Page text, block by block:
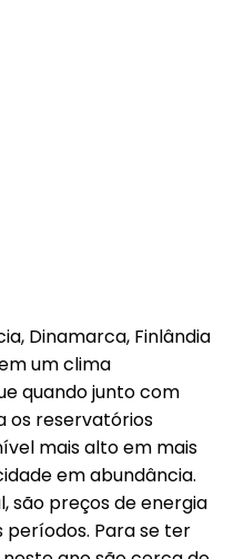
Dinamarca, Finlândia
um clima
quando junto com
os reservatórios
mais alto em mais
em abundância.
são preços de energia
períodos. Para se ter